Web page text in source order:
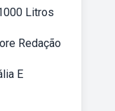
Litros
Redação
E